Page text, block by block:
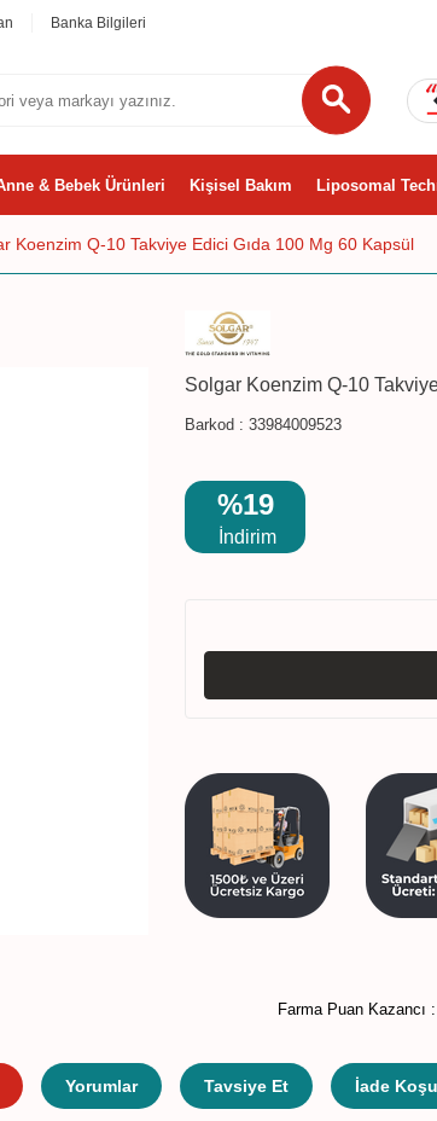
Banka Bilgileri
& Bebek Ürünleri Kişisel Bakım Liposomal
Koenzim Q-10 Takviye Edici Gıda 100 Mg 60 Kapsül
Solgar Koenzim Q-10
Barkod : 33984009523
%19
İndirim
Farma Puan Kazancı :
Yorumlar Tavsiye Et İade